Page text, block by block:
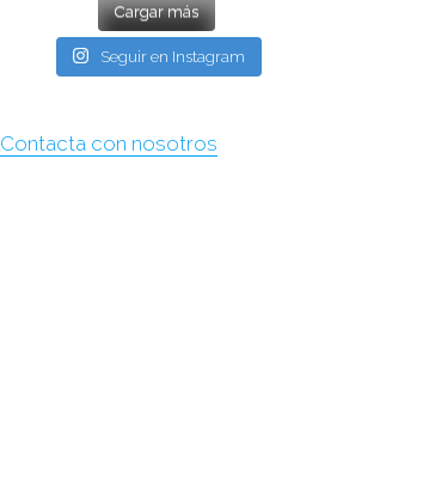
Cargar más
Seguir en Instagram
Contacta con nosotros